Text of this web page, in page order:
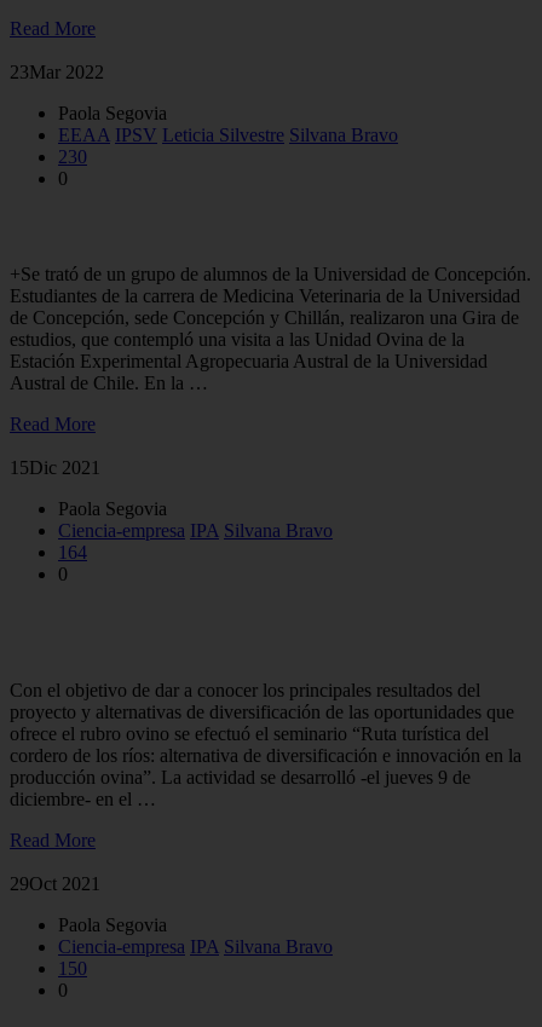
Read More
23Mar 2022
Paola Segovia
EEAA IPSV Leticia Silvestre Silvana Bravo
230
0
+Se trató de un grupo de alumnos de la Universidad de Concepción.
Estudiantes de la carrera de Medicina Veterinaria de la Universidad
de Concepción, sede Concepción y Chillán, realizaron una Gira de
estudios, que contempló una visita a las Unidad Ovina de la
Estación Experimental Agropecuaria Austral de la Universidad
Austral de Chile. En la …
Read More
15Dic 2021
Paola Segovia
Ciencia-empresa IPA Silvana Bravo
164
0
Con el objetivo de dar a conocer los principales resultados del
proyecto y alternativas de diversificación de las oportunidades que
ofrece el rubro ovino se efectuó el seminario “Ruta turística del
cordero de los ríos: alternativa de diversificación e innovación en la
producción ovina”. La actividad se desarrolló -el jueves 9 de
diciembre- en el …
Read More
29Oct 2021
Paola Segovia
Ciencia-empresa IPA Silvana Bravo
150
0